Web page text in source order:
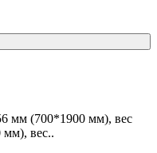
мм (700*1900 мм), вес
мм), вес..